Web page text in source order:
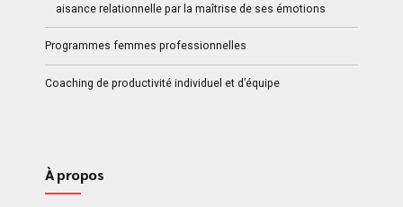
aisance relationnelle par la maîtrise de ses émotions
Programmes femmes professionnelles
Coaching de productivité individuel et d’équipe
À propos